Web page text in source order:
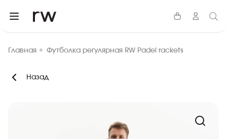
Главная Футболка регулярная RW Padel rackets
Назад